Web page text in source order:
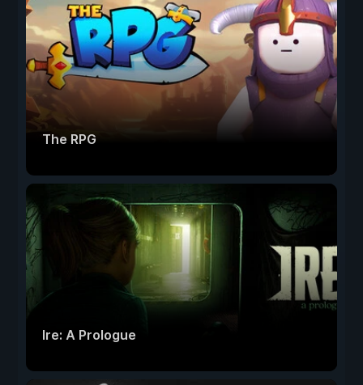
The RPG
Ire: A Prologue